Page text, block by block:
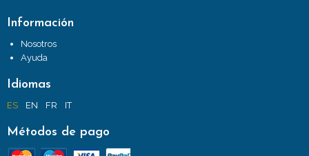
Información
Nosotros
Ayuda
Idiomas
ES EN FR IT
Métodos de pago